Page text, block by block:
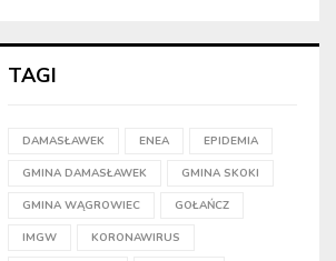
TAGI
DAMASŁAWEK ENEA EPIDEMIA
GMINA DAMASŁAWEK GMINA SKOKI
GMINA WĄGROWIEC GOŁAŃCZ
IMGW KORONAWIRUS